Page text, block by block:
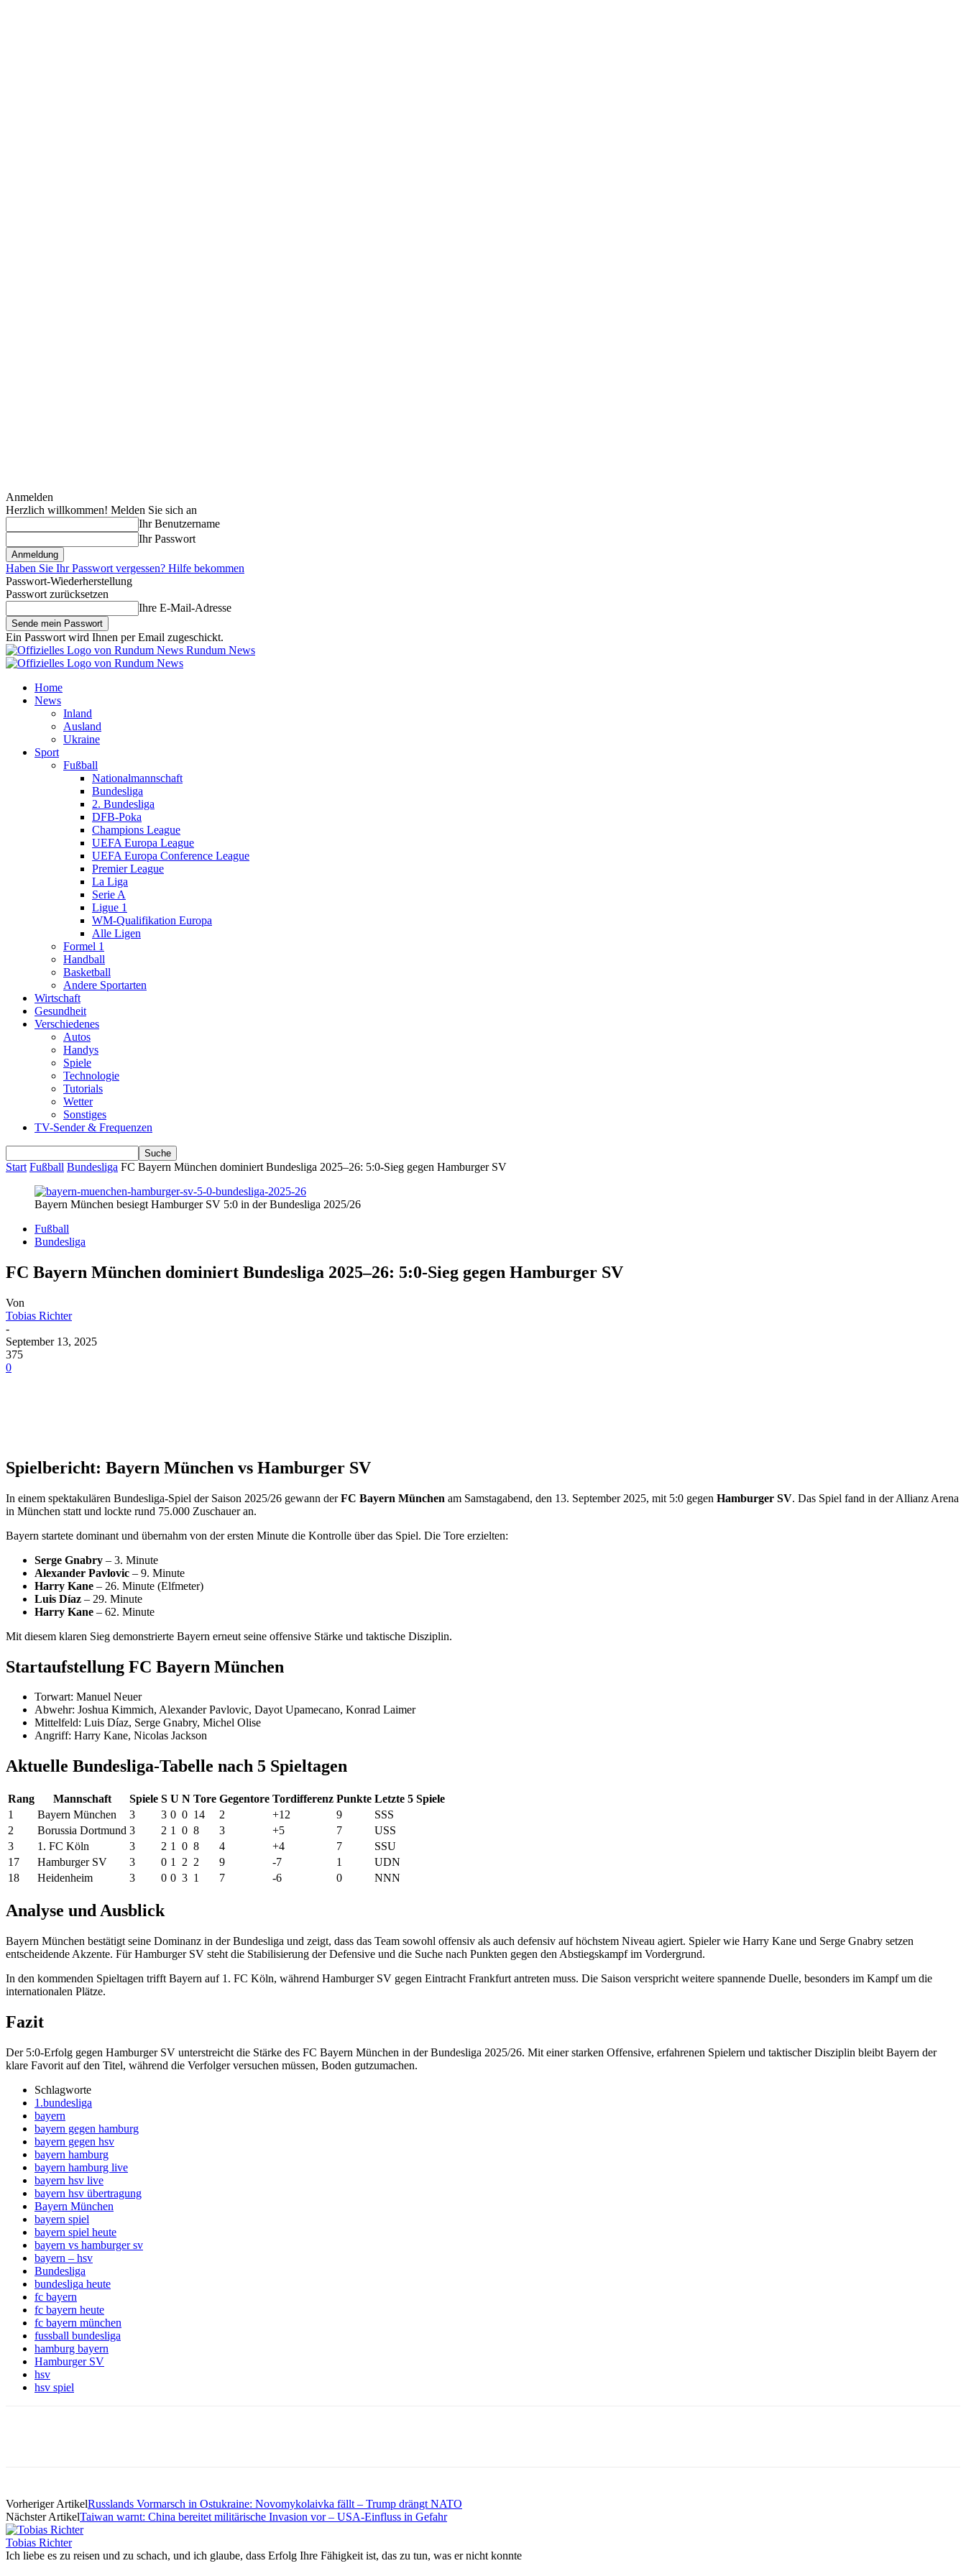
Anmelden
Herzlich willkommen! Melden Sie sich an
Ihr Benutzername
Ihr Passwort
Haben Sie Ihr Passwort vergessen? Hilfe bekommen
Passwort-Wiederherstellung
Passwort zurücksetzen
Ihre E-Mail-Adresse
Ein Passwort wird Ihnen per Email zugeschickt.
Rundum News
Home
News
Inland
Ausland
Ukraine
Sport
Fußball
Nationalmannschaft
Bundesliga
2. Bundesliga
DFB-Poka
Champions League
UEFA Europa League
UEFA Europa Conference League
Premier League
La Liga
Serie A
Ligue 1
WM-Qualifikation Europa
Alle Ligen
Formel 1
Handball
Basketball
Andere Sportarten
Wirtschaft
Gesundheit
Verschiedenes
Autos
Handys
Spiele
Technologie
Tutorials
Wetter
Sonstiges
TV-Sender & Frequenzen
Start Fußball Bundesliga FC Bayern München dominiert Bundesliga 2025–26: 5:0-Sieg gegen Hamburger SV
Bayern München besiegt Hamburger SV 5:0 in der Bundesliga 2025/26
Fußball
Bundesliga
FC Bayern München dominiert Bundesliga 2025–26: 5:0-Sieg gegen Hamburger SV
Von
Tobias Richter
-
September 13, 2025
375
0
Spielbericht: Bayern München vs Hamburger SV
In einem spektakulären Bundesliga-Spiel der Saison 2025/26 gewann derFC Bayern München am Samstagabend, den 13. September 2025, mit 5:0 gegen Hamburger SV. Das Spiel fand in der Allianz Arena
in München statt und lockte rund 75.000 Zuschauer an.
Bayern startete dominant und übernahm von der ersten Minute die Kontrolle über das Spiel. Die Tore erzielten:
Serge Gnabry – 3. Minute
Alexander Pavlovic – 9. Minute
Harry Kane – 26. Minute (Elfmeter)
Luis Díaz – 29. Minute
Harry Kane – 62. Minute
Mit diesem klaren Sieg demonstrierte Bayern erneut seine offensive Stärke und taktische Disziplin.
Startaufstellung FC Bayern München
Torwart: Manuel Neuer
Abwehr: Joshua Kimmich, Alexander Pavlovic, Dayot Upamecano, Konrad Laimer
Mittelfeld: Luis Díaz, Serge Gnabry, Michel Olise
Angriff: Harry Kane, Nicolas Jackson
Aktuelle Bundesliga-Tabelle nach 5 Spieltagen
Rang Mannschaft Spiele S U N Tore Gegentore Tordifferenz Punkte Letzte 5 Spiele
1
Bayern München 3 3 0 0 14 2 +12 9
SSS
2
Borussia Dortmund 3 2 1 0 8 3 +5 7
USS
3
1. FC Köln 3 2 1 0 8 4 +4 7
SSU
17
Hamburger SV 3 0 1 2 2 9 -7 1
UDN
18
Heidenheim 3 0 0 3 1 7 -6 0 NNN
Analyse und Ausblick
Bayern München bestätigt seine Dominanz in der Bundesliga und zeigt, dass das Team sowohl offensiv als auch defensiv auf höchstem Niveau agiert. Spieler wie Harry Kane und Serge Gnabry setzen
entscheidende Akzente. Für Hamburger SV steht die Stabilisierung der Defensive und die Suche nach Punkten gegen den Abstiegskampf im Vordergrund.
In den kommenden Spieltagen trifft Bayern auf 1. FC Köln, während Hamburger SV gegen Eintracht Frankfurt antreten muss. Die Saison verspricht weitere spannende Duelle, besonders im Kampf um die
internationalen Plätze.
Fazit
Der 5:0-Erfolg gegen Hamburger SV unterstreicht die Stärke des FC Bayern München in der Bundesliga 2025/26. Mit einer starken Offensive, erfahrenen Spielern und taktischer Disziplin bleibt Bayern der
klare Favorit auf den Titel, während die Verfolger versuchen müssen, Boden gutzumachen.
Schlagworte
1.bundesliga
bayern
bayern gegen hamburg
bayern gegen hsv
bayern hamburg
bayern hamburg live
bayern hsv live
bayern hsv übertragung
Bayern München
bayern spiel
bayern spiel heute
bayern vs hamburger sv
bayern – hsv
Bundesliga
bundesliga heute
fc bayern
fc bayern heute
fc bayern münchen
fussball bundesliga
hamburg bayern
Hamburger SV
hsv
hsv spiel
Vorheriger ArtikelRusslands Vormarsch in Ostukraine: Novomykolaivka fällt – Trump drängt NATO
Nächster ArtikelTaiwan warnt: China bereitet militärische Invasion vor – USA-Einfluss in Gefahr
Tobias Richter
Ich liebe es zu reisen und zu schach, und ich glaube, dass Erfolg Ihre Fähigkeit ist, das zu tun, was er nicht konnte